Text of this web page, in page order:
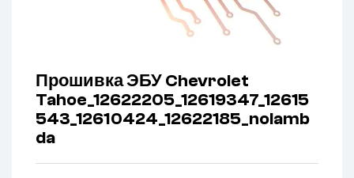
Прошивка ЭБУ Chevrolet
Tahoe_12622205_12619347_12615
543_12610424_12622185_nolamb
da